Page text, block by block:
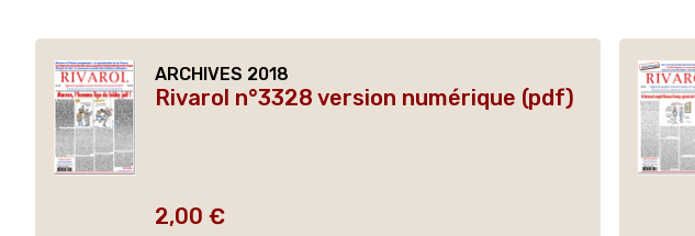
ARCHIVES 2018
Rivarol n°3328 version numérique (pdf)
Prix
2,00 €